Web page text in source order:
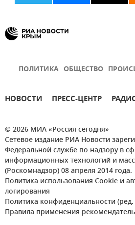
ПОЛИТИКА ОБЩЕСТВО
НОВОСТИ ПРЕСС-ЦЕНТР
© 2026 МИА «Россия сегодня»
Сетевое издание РИА Новости
Федеральной службе по надзору в
информационных технологий и
(Роскомнадзор) 08 апреля 2014 года.
Политика использования Cookie и
логирования
Политика конфиденциальности (ред.
Правила применения